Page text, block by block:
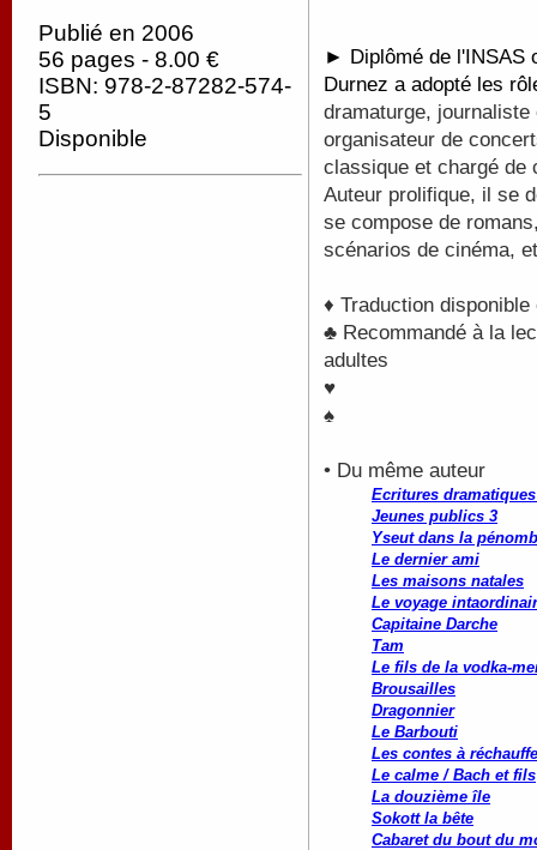
Publié en 2006
56 pages - 8.00 €
ISBN: 978-2-87282-574-
5
Disponible
► Diplômé de l'INSAS
Durnez a adopté les
dramaturge,
organisateur de
classique et chargé de
Auteur prolifique, il se
se compose de
scénarios de cinéma,
♦ Traduction
♣ Recommandé à la
adultes
♥
♠
• Du même auteur
Ecritures
Jeunes publics 3
Yseut dans la
Le dernier ami
Les maisons natales
Le voyage
Capitaine Darche
Tam
Le fils de la vodka-
Brousailles
Dragonnier
Le Barbouti
Les contes à
Le calme / Bach et fils
La douzième île
Sokott la bête
Cabaret du bout du